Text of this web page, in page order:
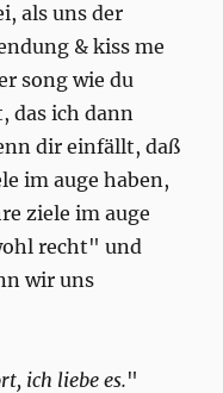
als uns der
& kiss me
song wie du
das ich dann
dir einfällt, daß
im auge haben,
ziele im auge
recht" und
wir uns
ich liebe es."